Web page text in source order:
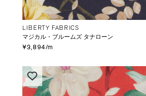
LIBERTY FABRICS
マジカル・ブルームズ タナローン
¥3,894/m